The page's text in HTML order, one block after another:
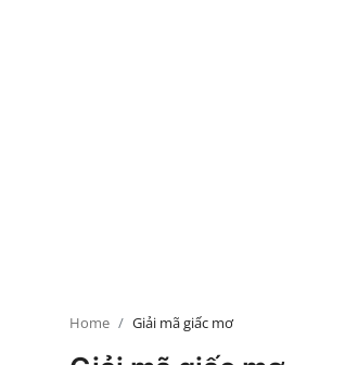
Xem Bói
Home Giải mã giấc mơ